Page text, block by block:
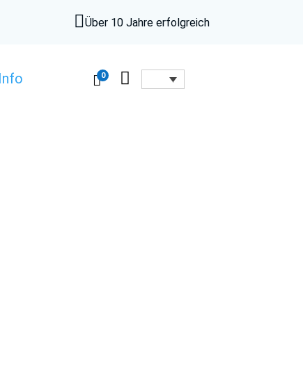
Über 10 Jahre erfolgreich
Info 0 